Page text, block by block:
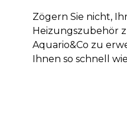
Zögern Sie nicht,
Heizungszubehör
Aquario&Co zu
Ihnen so schnell